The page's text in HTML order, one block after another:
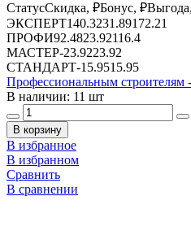
СтатусСкидка, ₽Бонус, ₽
ЭКСПЕРТ140.3231.89172.21
ПРОФИ92.4823.92116.4
МАСТЕР-23.9223.92
СТАНДАРТ-15.9515.95
Профессиональным строителям -
В наличии: 11 шт
В корзину
В избранное
В избранном
Сравнить
В сравнении